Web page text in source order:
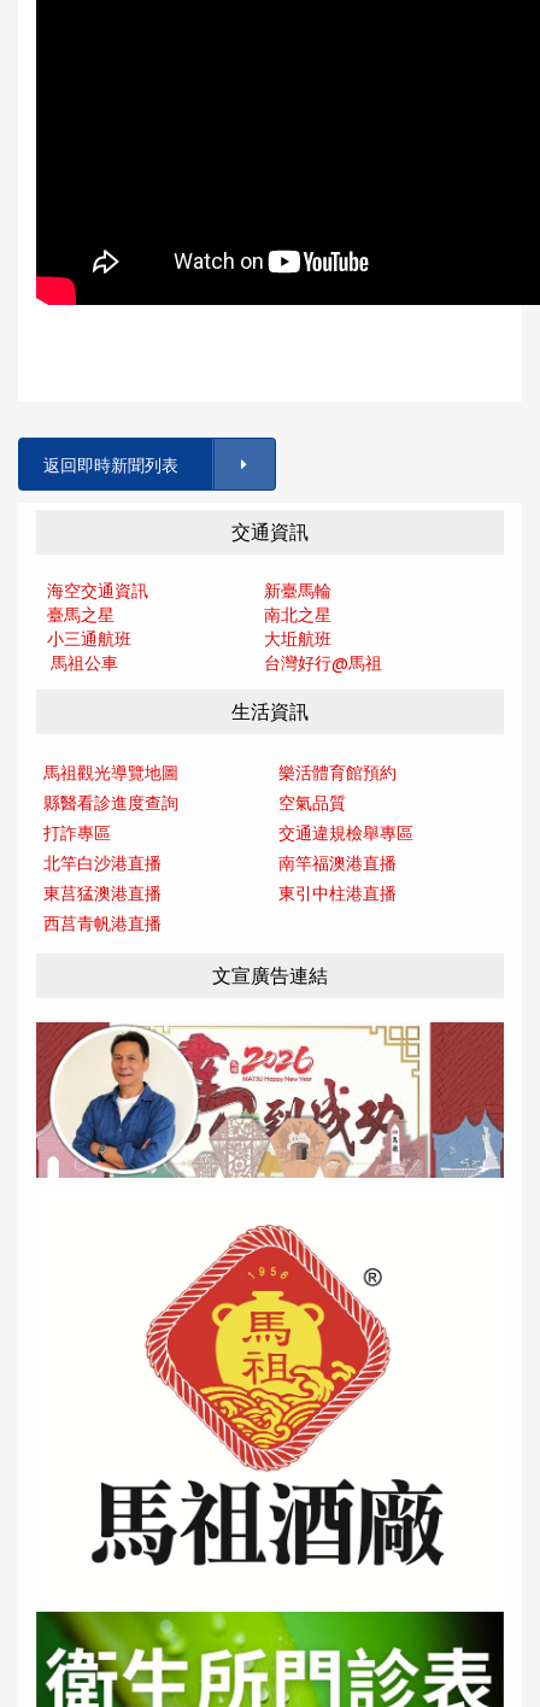
返回即時新聞列表
交通資訊
海空交通資訊
新臺馬輪
臺馬之星
南北之星
小三通航班
大坵航班
馬祖公車
台灣好行@馬祖
生活資訊
馬祖觀光導覽地圖
樂活體育館預約
縣醫看診進度查詢
空氣品質
打詐專區
交通違規檢舉專區
北竿白沙港直播
南竿福澳港直播
東莒猛澳港直播
東引中柱港直播
西莒青帆港直播
文宣廣告連結